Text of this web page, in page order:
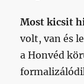
Most kicsit
volt, van és
a Honvéd